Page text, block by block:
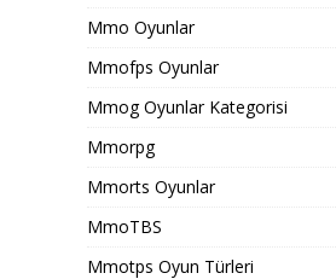
Mmo Oyunlar
Mmofps Oyunlar
Mmog Oyunlar Kategorisi
Mmorpg
Mmorts Oyunlar
MmoTBS
Mmotps Oyun Türleri